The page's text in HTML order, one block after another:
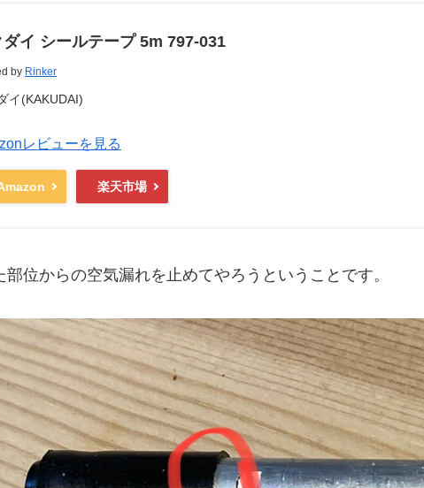
ダイ シールテープ 5m 797-031
by Rinker
イ(KAKUDAI)
レビューを見る
楽天市場
位からの空気漏れを止めてやろうということです。